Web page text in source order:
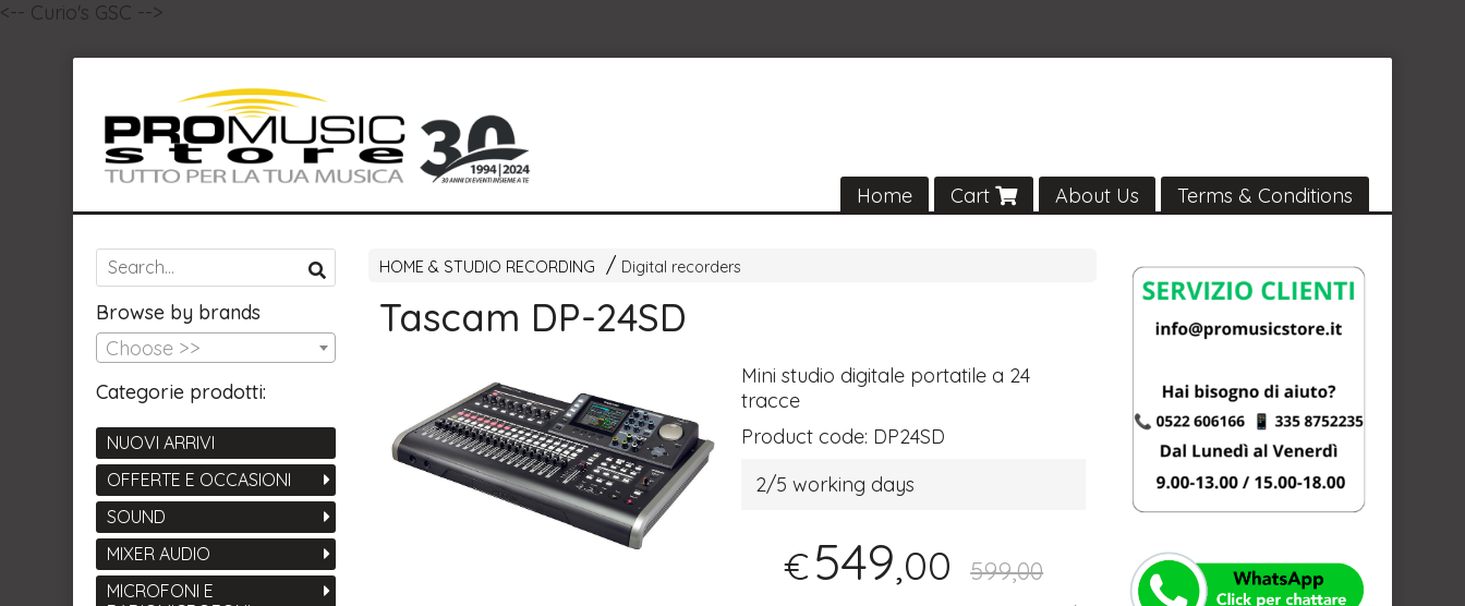
<-- Curio's GSC -->
Home Cart About Us Terms & Conditions
HOME & STUDIO RECORDING Digital recorders
Tascam DP-24SD
Mini studio digitale portatile a 24
tracce
Product code: DP24SD
2/5 working days
€549,00 599,00
Browse by brands
Choose >>
Categorie prodotti:
NUOVI ARRIVI
OFFERTE E OCCASIONI
SOUND
MIXER AUDIO
MICROFONI E